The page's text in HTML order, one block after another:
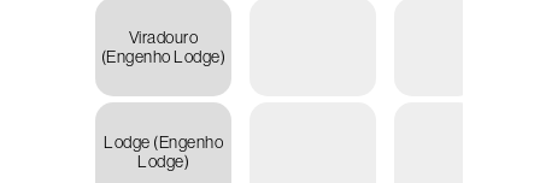
Viradouro
(Engenho Lodge)
Lodge (Engenho
Lodge)